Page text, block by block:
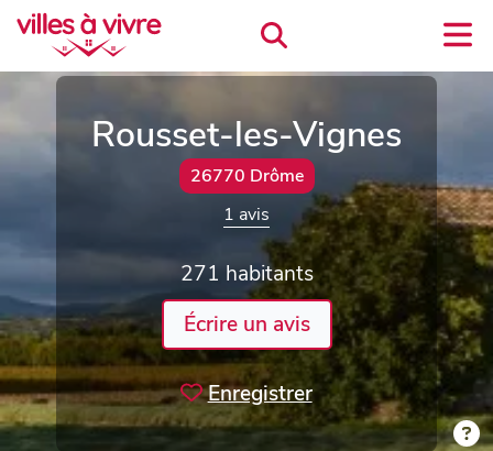
Rousset-les-Vignes
26770 Drôme
1 avis
271 habitants
Écrire un avis
Enregistrer